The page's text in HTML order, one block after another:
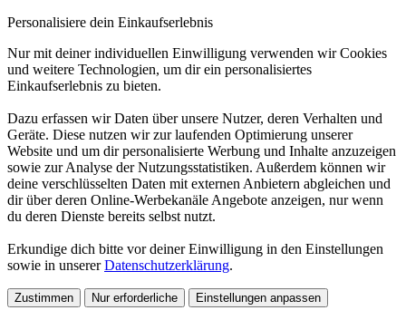
Personalisiere dein Einkaufserlebnis
Nur mit deiner individuellen Einwilligung verwenden wir Cookies
und weitere Technologien, um dir ein personalisiertes
Einkaufserlebnis zu bieten.
Dazu erfassen wir Daten über unsere Nutzer, deren Verhalten und
Geräte. Diese nutzen wir zur laufenden Optimierung unserer
Website und um dir personalisierte Werbung und Inhalte anzuzeigen
sowie zur Analyse der Nutzungsstatistiken. Außerdem können wir
deine verschlüsselten Daten mit externen Anbietern abgleichen und
dir über deren Online-Werbekanäle Angebote anzeigen, nur wenn
du deren Dienste bereits selbst nutzt.
Erkundige dich bitte vor deiner Einwilligung in den Einstellungen
sowie in unsererDatenschutzerklärung.
Zustimmen Nur erforderliche Einstellungen anpassen